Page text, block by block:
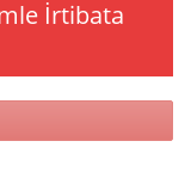
İrtibata